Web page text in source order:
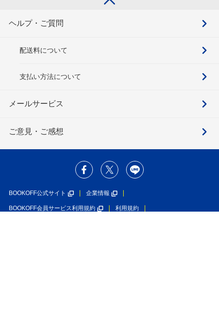
ヘルプ・ご質問
配送料について
支払い方法について
メールサービス
ご意見・ご感想
BOOKOFF公式サイト 企業情報
BOOKOFF会員サービス利用規約 利用規約